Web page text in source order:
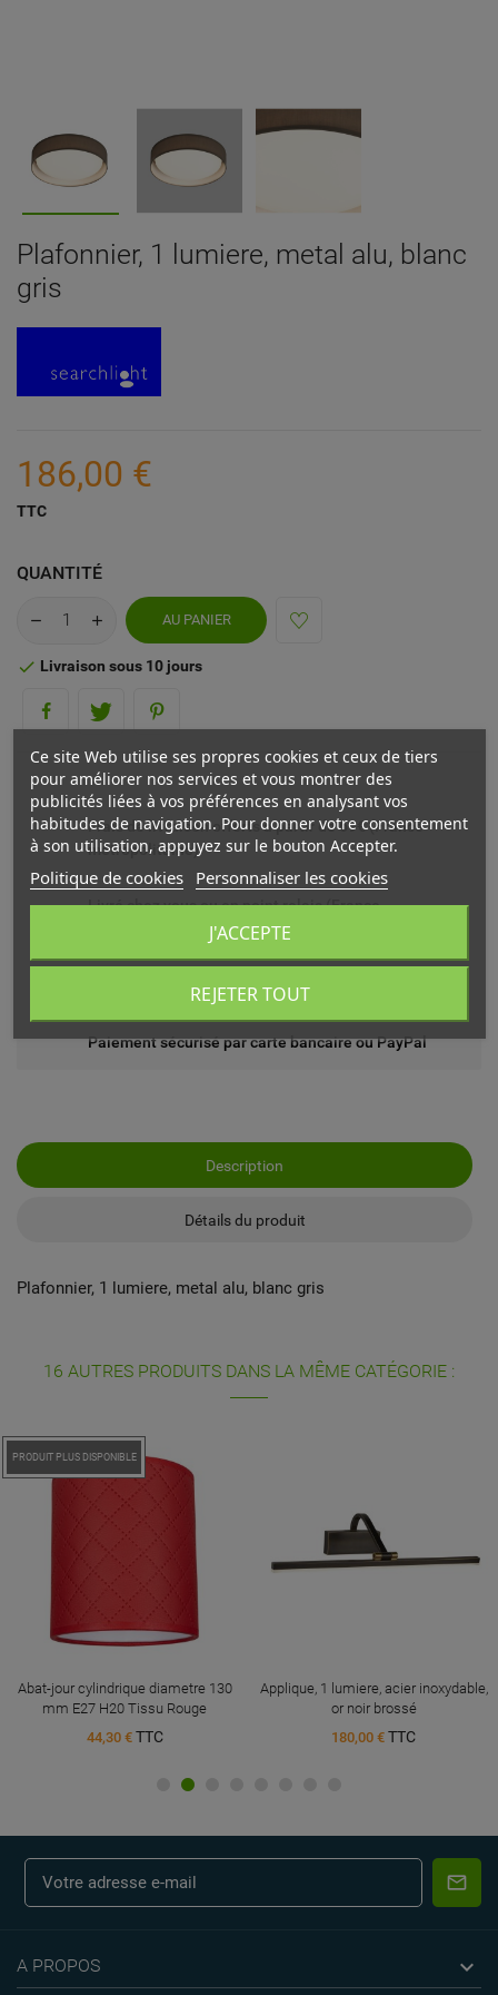
Plafonnier, 1 lumiere, metal alu, blanc
gris
186,00 €
TTC
QUANTITÉ
AU PANIER
 Livraison sous 10 jours
Frais de livraison offerts à partir de 69€ (France
métropolitaine)
Livré chez vous ou en point relais (France
Echange ou remboursement possible sous 14 jours
Paiement sécurisé par carte bancaire ou PayPal
Description
Détails du produit
Plafonnier, 1 lumiere, metal alu, blanc gris
16 AUTRES PRODUITS DANS LA MÊME CATÉGORIE :
PRODUIT PLUS DISPONIBLE
Abat-jour cylindrique diametre 130
mm E27 H20 Tissu Rouge
44,30 € TTC
Applique, 1 lumiere, acier inoxydable,
or noir brossé
180,00 € TTC
A PROPOS 
Ce site Web utilise ses propres cookies et ceux de tiers
pour améliorer nos services et vous montrer des
publicités liées à vos préférences en analysant vos
habitudes de navigation. Pour donner votre consentement
à son utilisation, appuyez sur le bouton Accepter.
Politique de cookies Personnaliser les cookies
REJETER TOUT
J'ACCEPTE